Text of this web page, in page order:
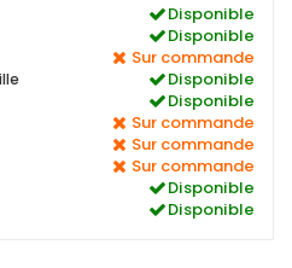
Disponible
Disponible
Sur commande
Disponible
Disponible
Sur commande
Sur commande
Sur commande
Disponible
Disponible